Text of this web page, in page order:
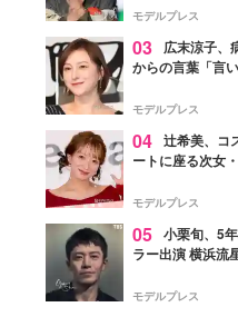
「かっこいい」と
モデルプレス
03
広末涼子、
からの言葉「言
モデルプレス
04 辻希美、コ
ートに座る次女
ぎ」「成長を感じ
モデルプレス
05 小栗旬、5
ラー出演 横浜流
モデルプレス